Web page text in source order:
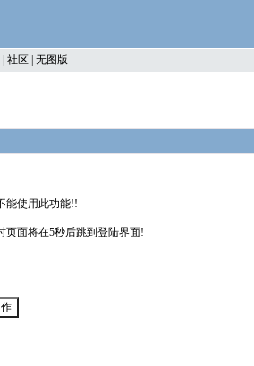
社区 无图版
能使用此功能!!
页面将在5秒后跳到登陆界面!